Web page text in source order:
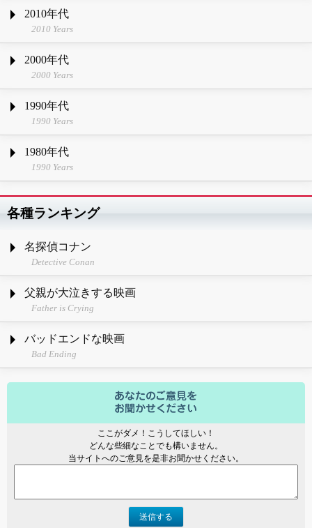
2010年代
2010 Years
2000年代
2000 Years
1990年代
1990 Years
1980年代
1990 Years
各種ランキング
名探偵コナン
Detective Conan
父親が大泣きする映画
Father is Crying
バッドエンドな映画
Bad Ending
ここがダメ！こうしてほしい！
どんな些細なことでも構いません。
当サイトへのご意見を是非お聞かせください。
送信する